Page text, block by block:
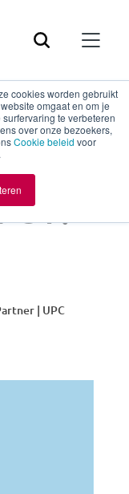
cookies worden gebruikt
omgaat en om je
te verbeteren
over onze bezoekers,
Cookie beleid voor
| UPC